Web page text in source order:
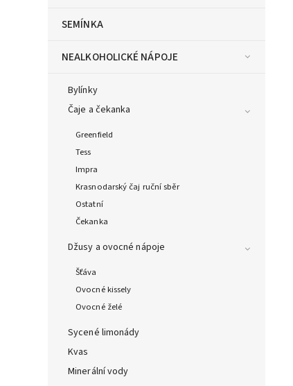
SEMÍNKA
NEALKOHOLICKÉ NÁPOJE
Bylínky
Čaje a čekanka
Greenfield
Tess
Impra
Krasnodarský čaj ruční sběr
Ostatní
Čekanka
Džusy a ovocné nápoje
Šťáva
Ovocné kissely
Ovocné želé
Sycené limonády
Kvas
Minerální vody